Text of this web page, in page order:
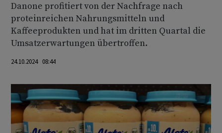
Danone profitiert von der Nachfrage nach
proteinreichen Nahrungsmitteln und
Kaffeeprodukten und hat im dritten Quartal die
Umsatzerwartungen übertroffen.
24.10.2024 08:44